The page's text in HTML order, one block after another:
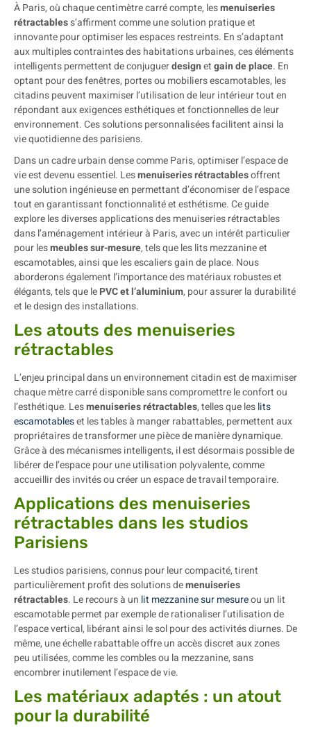
À Paris, où chaque centimètre carré compte, lesmenuiseries
rétractabless’affirment comme une solution pratique et
innovante pour optimiser les espaces restreints. En s’adaptant
aux multiples contraintes des habitations urbaines, ces éléments
intelligents permettent de conjuguerdesignetgain de place. En
optant pour des fenêtres, portes ou mobiliers escamotables, les
citadins peuvent maximiser l’utilisation de leur intérieur tout en
répondant aux exigences esthétiques et fonctionnelles de leur
environnement. Ces solutions personnalisées facilitent ainsi la
vie quotidienne des parisiens.
Dans un cadre urbain dense comme Paris, optimiser l’espace de
vie est devenu essentiel. Lesmenuiseries rétractablesoffrent
une solution ingénieuse en permettant d’économiser de l’espace
tout en garantissant fonctionnalité et esthétisme. Ce guide
explore les diverses applications des menuiseries rétractables
dans l’aménagement intérieur à Paris, avec un intérêt particulier
pour lesmeubles sur-mesure, tels que les lits mezzanine et
escamotables, ainsi que les escaliers gain de place. Nous
aborderons également l’importance des matériaux robustes et
élégants, tels que lePVC et l’aluminium, pour assurer la durabilité
et le design des installations.
Les atouts des menuiseries
rétractables
L’enjeu principal dans un environnement citadin est de maximiser
chaque mètre carré disponible sans compromettre le confort ou
l’esthétique. Lesmenuiseries rétractables, telles que leslits
escamotableset les tables à manger rabattables, permettent aux
propriétaires de transformer une pièce de manière dynamique.
Grâce à des mécanismes intelligents, il est désormais possible de
libérer de l’espace pour une utilisation polyvalente, comme
accueillir des invités ou créer un espace de travail temporaire.
Applications des menuiseries
rétractables dans les studios
Parisiens
Les studios parisiens, connus pour leur compacité, tirent
particulièrement profit des solutions demenuiseries
rétractables. Le recours à un lit mezzanine sur mesureou un lit
escamotable permet par exemple de rationaliser l’utilisation de
l’espace vertical, libérant ainsi le sol pour des activités diurnes. De
même, une échelle rabattable offre un accès discret aux zones
peu utilisées, comme les combles ou la mezzanine, sans
encombrer inutilement l’espace de vie.
Les matériaux adaptés : un atout
pour la durabilité